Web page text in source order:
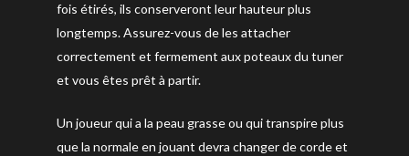
fois étirés, ils conserveront leur hauteur plus
longtemps. Assurez-vous de les attacher
correctement et fermement aux poteaux du tuner
et vous êtes prêt à partir.
Un joueur qui a la peau grasse ou qui transpire plus
que la normale en jouant devra changer de corde et